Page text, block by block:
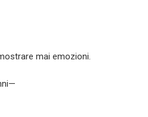
mai emozioni.